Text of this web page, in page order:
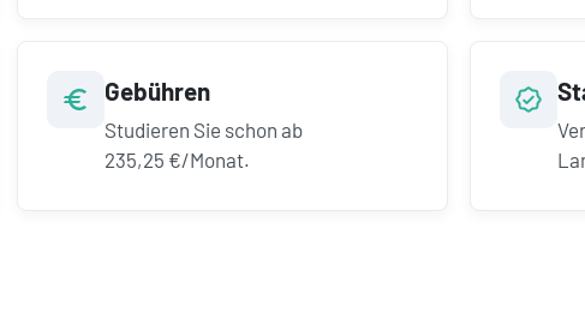
Gebühren
Studieren Sie schon ab
235,25 €/Monat.